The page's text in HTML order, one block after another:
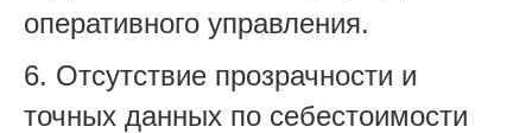
оперативного управления.
6. Отсутствие прозрачности и
точных данных по себестоимости